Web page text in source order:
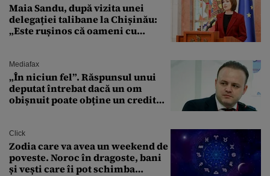
Maia Sandu, după vizita unei
delegației talibane la Chișinău:
„Este rușinos că oameni cu
Mediafax
„În niciun fel”. Răspunsul unui
deputat întrebat dacă un om
obișnuit poate obține un credit
Click
Zodia care va avea un weekend de
poveste. Noroc în dragoste, bani
și vești care îi pot schimba